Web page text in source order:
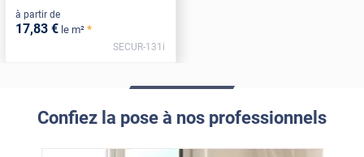
à partir de
17,83 € le m² *
SECUR-131i
Confiez la pose à nos professionnels